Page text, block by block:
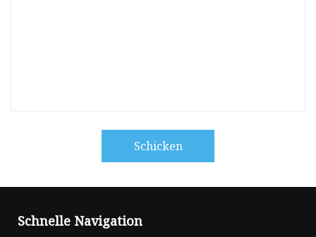
Schicken
Schnelle Navigation